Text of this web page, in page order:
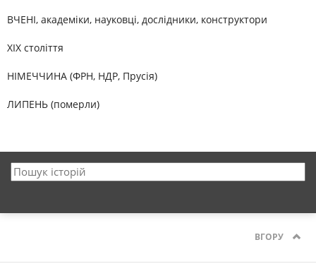
ВЧЕНІ, академіки, науковці, дослідники, конструктори
XIX століття
НІМЕЧЧИНА (ФРН, НДР, Прусія)
ЛИПЕНЬ (померли)
ВГОРУ